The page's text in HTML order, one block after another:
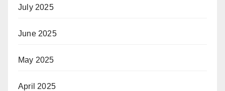
July 2025
June 2025
May 2025
April 2025